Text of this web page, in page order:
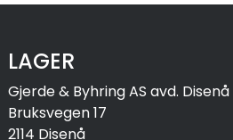
LAGER
Gjerde & Byhring AS avd. Disenå
Bruksvegen 17
2114 Disenå